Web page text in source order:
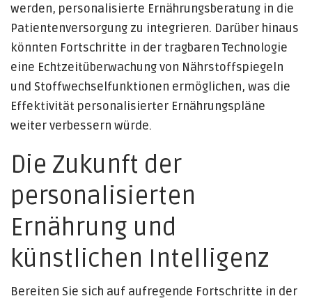
werden, personalisierte Ernährungsberatung in die
Patientenversorgung zu integrieren. Darüber hinaus
könnten Fortschritte in der tragbaren Technologie
eine Echtzeitüberwachung von Nährstoffspiegeln
und Stoffwechselfunktionen ermöglichen, was die
Effektivität personalisierter Ernährungspläne
weiter verbessern würde.
Die Zukunft der
personalisierten
Ernährung und
künstlichen Intelligenz
Bereiten Sie sich auf aufregende Fortschritte in der